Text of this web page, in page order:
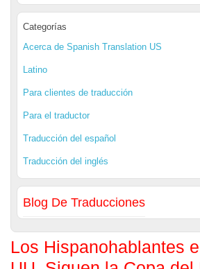
Categorías
Acerca de Spanish Translation US
Latino
Para clientes de traducción
Para el traductor
Traducción del español
Traducción del inglés
Blog De Traducciones
Los Hispanohablantes